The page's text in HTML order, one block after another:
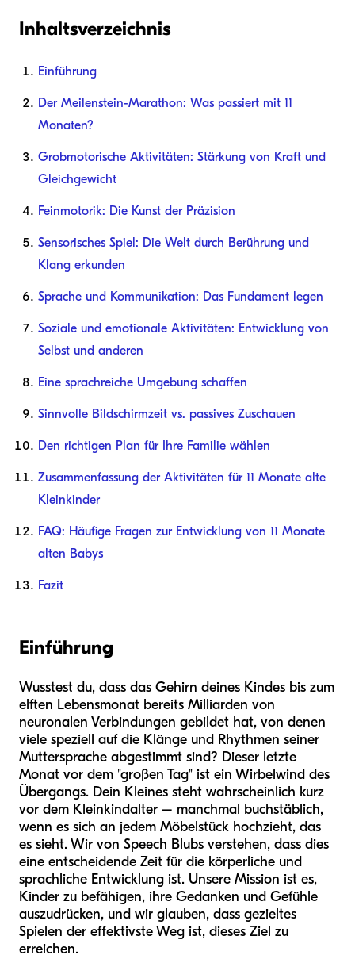
Inhaltsverzeichnis
Einführung
Der Meilenstein-Marathon: Was passiert mit 11
Monaten?
Grobmotorische Aktivitäten: Stärkung von Kraft und
Gleichgewicht
Feinmotorik: Die Kunst der Präzision
Sensorisches Spiel: Die Welt durch Berührung und
Klang erkunden
Sprache und Kommunikation: Das Fundament legen
Soziale und emotionale Aktivitäten: Entwicklung von
Selbst und anderen
Eine sprachreiche Umgebung schaffen
Sinnvolle Bildschirmzeit vs. passives Zuschauen
Den richtigen Plan für Ihre Familie wählen
Zusammenfassung der Aktivitäten für 11 Monate alte
Kleinkinder
FAQ: Häufige Fragen zur Entwicklung von 11 Monate
alten Babys
Fazit
Einführung
Wusstest du, dass das Gehirn deines Kindes bis zum
elften Lebensmonat bereits Milliarden von
neuronalen Verbindungen gebildet hat, von denen
viele speziell auf die Klänge und Rhythmen seiner
Muttersprache abgestimmt sind? Dieser letzte
Monat vor dem "großen Tag" ist ein Wirbelwind des
Übergangs. Dein Kleines steht wahrscheinlich kurz
vor dem Kleinkindalter – manchmal buchstäblich,
wenn es sich an jedem Möbelstück hochzieht, das
es sieht. Wir von Speech Blubs verstehen, dass dies
eine entscheidende Zeit für die körperliche und
sprachliche Entwicklung ist. Unsere Mission ist es,
Kinder zu befähigen, ihre Gedanken und Gefühle
auszudrücken, und wir glauben, dass gezieltes
Spielen der effektivste Weg ist, dieses Ziel zu
erreichen.